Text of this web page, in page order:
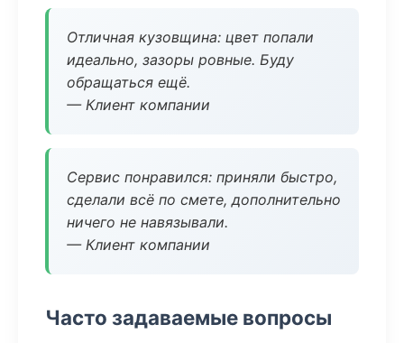
Отличная кузовщина: цвет попали
идеально, зазоры ровные. Буду
обращаться ещё.
— Клиент компании
Сервис понравился: приняли быстро,
сделали всё по смете, дополнительно
ничего не навязывали.
— Клиент компании
Часто задаваемые вопросы